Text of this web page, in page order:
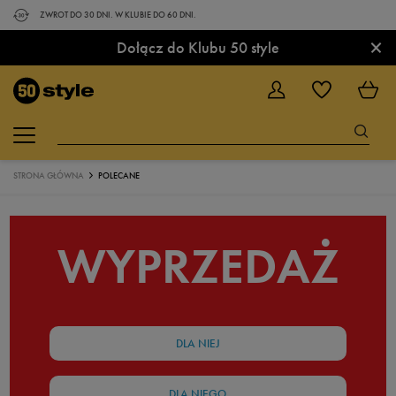
ZWROT DO 30 DNI. W KLUBIE DO 60 DNI.
Dołącz do Klubu 50 style ×
STRONA GŁÓWNA POLECANE
WYPRZEDAŻ
DLA NIEJ